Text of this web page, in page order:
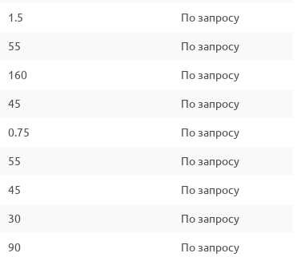
1.5 По запросу
55 По запросу
160 По запросу
45 По запросу
0.75 По запросу
55 По запросу
45 По запросу
30 По запросу
90 По запросу